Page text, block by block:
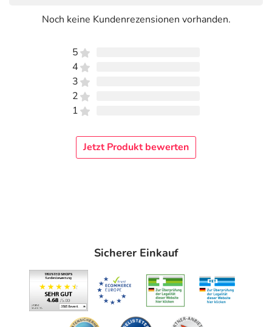
Noch keine Kundenrezensionen vorhanden.
5
4
3
2
1
Jetzt Produkt bewerten
Sicherer Einkauf